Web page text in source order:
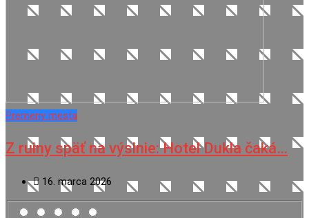
Premeny mesta
Z ruiny späť na výslnie: Hotel Dukla čaká…
16. marca 2026